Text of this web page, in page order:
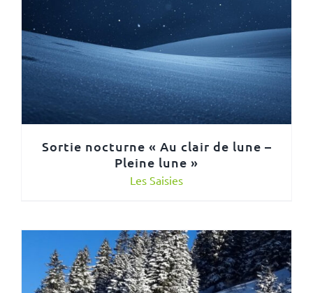
Sortie nocturne « Au clair de lune –
Pleine lune »
Les Saisies